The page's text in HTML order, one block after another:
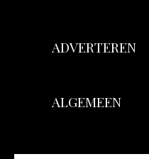
ADVERTEREN
ALGEMEEN